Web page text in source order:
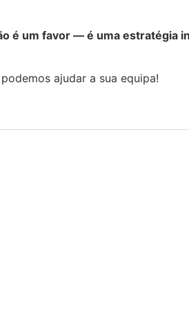
é um favor — é uma estratégia
ajudar a sua equipa!